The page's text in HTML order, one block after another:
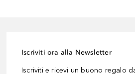
Iscriviti ora alla Newsletter
Iscriviti e ricevi un buono regalo